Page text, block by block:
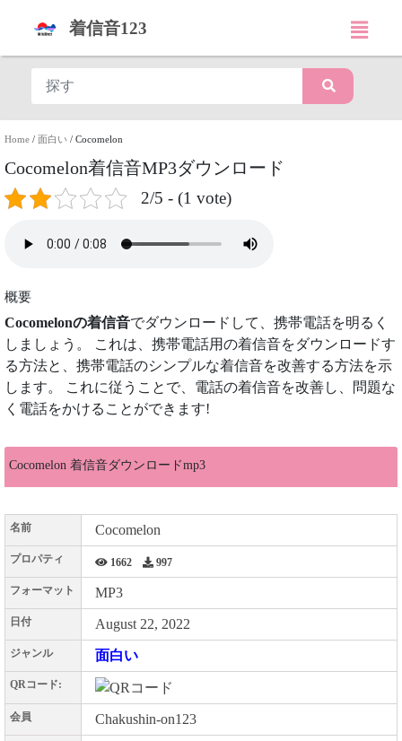
着信音123
Home / 面白い / Cocomelon
Cocomelon着信音MP3ダウンロード
2/5 - (1 vote)
概要
Cocomelonの着信音でダウンロードして、携帯電話を明るく
しましょう。 これは、携帯電話用の着信音をダウンロードす
る方法と、携帯電話のシンプルな着信音を改善する方法を示
します。 これに従うことで、電話の着信音を改善し、問題な
く電話をかけることができます!
Cocomelon 着信音ダウンロードmp3
名前 Cocomelon
プロパティ 1662 997
フォーマット MP3
日付 August 22, 2022
ジャンル 面白い
QRコード:
会員 Chakushin-on123